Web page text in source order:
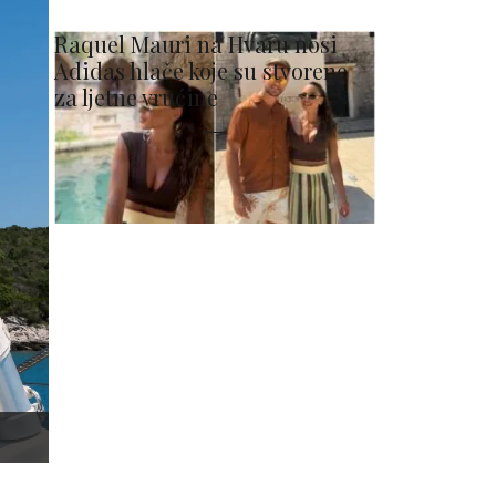
Raquel Mauri na Hvaru nosi
Adidas hlače koje su stvorene
za ljetne vrućine